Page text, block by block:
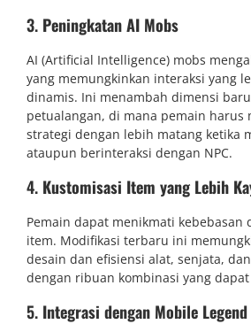
3. Peningkatan AI Mobs
AI (Artificial Intelligence) mobs
yang memungkinkan interaksi yang
dinamis. Ini menambah dimensi
petualangan, di mana pemain harus
strategi dengan lebih matang ketika
ataupun berinteraksi dengan NPC.
4. Kustomisasi Item yang Lebih
Pemain dapat menikmati kebebasan
item. Modifikasi terbaru ini
desain dan efisiensi alat, senjata,
dengan ribuan kombinasi yang
5. Integrasi dengan Mobile Legend